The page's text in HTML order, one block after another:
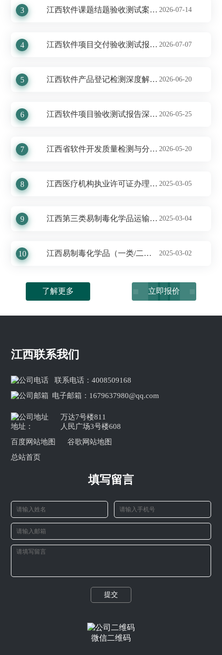
了解更多 立即报价
3 江西软件课题结题验收测试案例分享 2026-07-14
4 江西软件项目交付验收测试报告解析 2026-07-07
5 江西软件产品登记检测深度解析及我公司技术优势 2026-06-20
6 江西软件项目验收测试报告深度剖析——展现卓越品质和服务保障 2026-05-25
7 江西省软件开发质量检测与分析报告 2026-05-20
8 江西医疗机构执业许可证办理服务及费用解析 2025-03-05
9 江西第三类易制毒化学品运输备案手续办理及费用一览 2025-03-04
10 江西易制毒化学品（一类/二类）运输许可快速办理及服务概览 2025-03-02
江西联系我们
联系电话：4008509168
电子邮箱： 1679637980@qq.com
地址：
万达7号楼811
人民广场3号楼608
百度网站地图
谷歌网站地图
总站首页
填写留言
提交
微信二维码